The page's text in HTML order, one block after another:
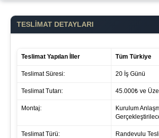
TESLİMAT DETAYLARI
Teslimat Yapılan İller Tüm Türkiye
Teslimat Süresi: 20 İş Günü
Teslimat Tutarı: 45.000₺ ve
Montaj:
Kurulum
Teslimat Türü: Randevulu